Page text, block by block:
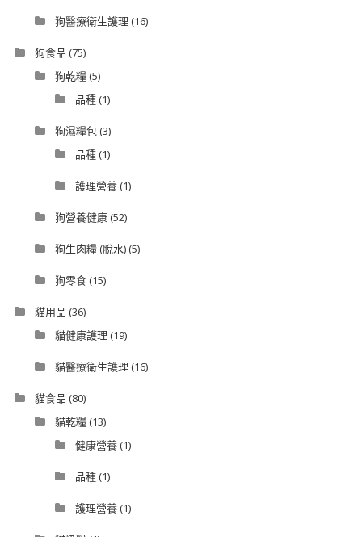
狗醫療衛生護理 (16)
狗食品 (75)
狗乾糧(5)
品種(1)
狗濕糧包(3)
品種(1)
護理營養(1)
狗營養健康(52)
狗生肉糧 (脫水)(5)
狗零食(15)
貓用品 (36)
貓健康護理 (19)
貓醫療衛生護理 (16)
貓食品 (80)
貓乾糧(13)
健康營養(1)
品種(1)
護理營養(1)